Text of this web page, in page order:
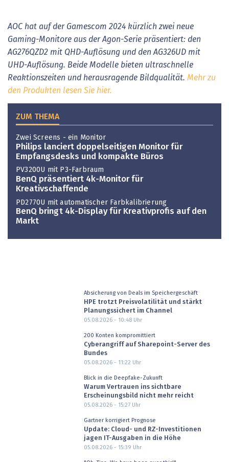
AOC hat auf der Gamescom 2024 kürzlich zwei neue
Gaming-Monitore aus der Agon-Serie präsentiert: den
AG276QZD2 mit QHD-Auflösung und den AG326UD mit
UHD-Auflösung. Beide Modelle bieten ultraschnelle
Reaktionszeiten und herausragende Bildqualität. Mehr zu
den Produkten lesen Sie hier.
ZUM THEMA
Zwei Screens - ein Monitor
Philips lanciert doppelseitigen Monitor für
Empfangsdesks und kompakte Büros
PV3200U mit P3-Farbraum
BenQ präsentiert 4k-Monitor für
Kreativschaffende
PD2770U mit automatischer Farbkalibrierung
BenQ bringt 4k-Display für Kreativprofis auf den
Markt
Absicherung von Deals im Speichergeschäft
HPE trotzt Preisvolatilität und stärkt
Planungssichert im Channel
05.08.2026 - 10:48Uhr
200 Konten kompromittiert
Cyberangriff auf Sharepoint-Server des
Bundes
05.08.2026 - 11:22 Uhr
Blick in die Deepfake-Zukunft
Warum Vertrauen ins sichtbare
Erscheinungsbild nicht mehr reicht
05.08.2026 - 15:27Uhr
Gartner korrigiert Prognose
Update: Cloud- und RZ-Investitionen
jagen IT-Ausgaben in die Höhe
05.08.2026 - 15:39 Uhr